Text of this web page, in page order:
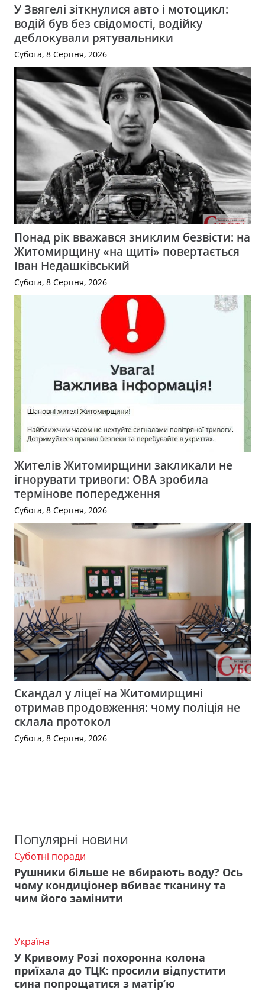
У Звягелі зіткнулися авто і мотоцикл:
водій був без свідомості, водійку
деблокували рятувальники
Субота, 8 Серпня, 2026
Понад рік вважався зниклим безвісти: на
Житомирщину «на щиті» повертається
Іван Недашківський
Субота, 8 Серпня, 2026
Жителів Житомирщини закликали не
ігнорувати тривоги: ОВА зробила
термінове попередження
Субота, 8 Серпня, 2026
Скандал у ліцеї на Житомирщині
отримав продовження: чому поліція не
склала протокол
Субота, 8 Серпня, 2026
Популярні новини
Суботні поради
Рушники більше не вбирають воду? Ось
чому кондиціонер вбиває тканину та
чим його замінити
Україна
У Кривому Розі похоронна колона
приїхала до ТЦК: просили відпустити
сина попрощатися з матір’ю